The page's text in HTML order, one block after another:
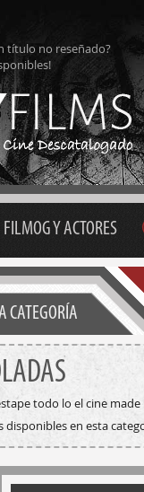
título no reseñado?
FILMOG Y ACTORES
CATEGORÍA
todo lo el cine
disponibles en esta